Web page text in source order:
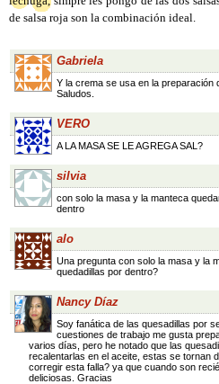
de salsa roja son la combinación ideal.
Gabriela
Y la crema se usa en la preparación
Saludos.
VERO
A LA MASA SE LE AGREGA SAL?
silvia
con solo la masa y la manteca
dentro
alo
Una pregunta con solo la masa y la
quedadillas por dentro?
Nancy Díaz
Soy fanática de las quesadillas por
cuestiones de trabajo me gusta
varios días, pero he notado que las
recalentarlas en el aceite, estas se tornan
corregir esta falla? ya que cuando son
deliciosas. Gracias